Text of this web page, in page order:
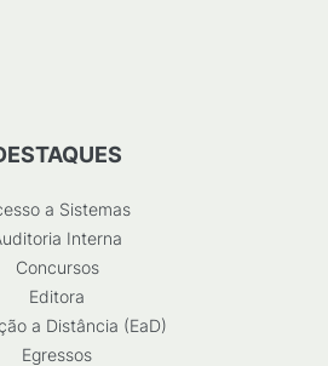
a Sistemas
Interna
Concursos
Editora
a Distância (EaD)
Egressos